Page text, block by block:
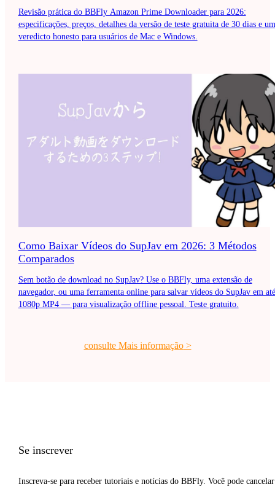
Revisão prática do BBFly Amazon Prime Downloader para 2026:
especificações, preços, detalhes da versão de teste gratuita de 30 dias e um
veredicto honesto para usuários de Mac e Windows.
Como Baixar Vídeos do SupJav em 2026: 3 Métodos
Comparados
Sem botão de download no SupJav? Use o BBFly, uma extensão de
navegador, ou uma ferramenta online para salvar vídeos do SupJav em até
1080p MP4 — para visualização offline pessoal. Teste gratuito.
consulte Mais informação>
Se inscrever
Inscreva-se para receber tutoriais e notícias do BBFly. Você pode cancelar